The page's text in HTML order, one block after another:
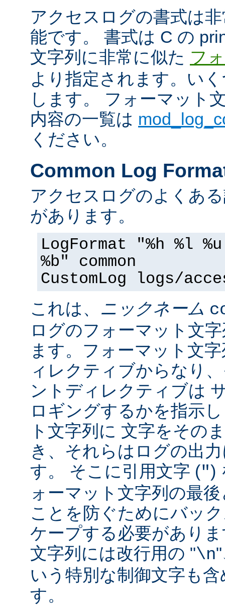
アクセスログの書式は
能です。 書式は C の
文字列に非常に似た フ
より指定されます。い
します。 フォーマット
内容の一覧は
ください。
Common Log
アクセスログのよくあ
があります。
LogFormat "%h %l
%b" common
CustomLog logs/
これは、 ニックネーム
ログのフォーマット文
ます。フォーマット文
ィレクティブからなり
ントディレクティブは
ロギングするかを指示
ト文字列に 文字をその
き、それらはログの出
す。 そこに引用文字 (")
ォーマット文字列の最
ことを防ぐためにバッ
ケープする必要があり
文字列には改行用の "\n
いう特別な制御文字も
す。